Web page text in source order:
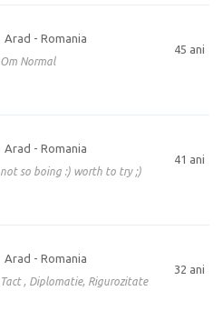
45 ani
Arad - Romania
Om Normal
41 ani
Arad - Romania
not so boing :) worth to try ;)
32 ani
Arad - Romania
Tact , Diplomatie, Rigurozitate